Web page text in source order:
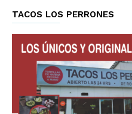
TACOS LOS PERRONES